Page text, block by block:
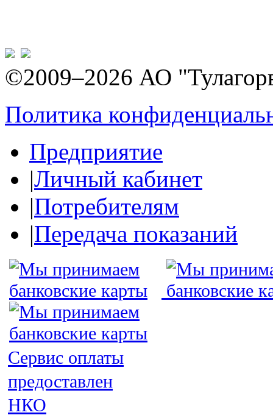
©2009–2026 АО
Политика
Предприятие
|Личный кабинет
|Потребителям
|Передача показаний
Сервис оплаты
предоставлен
НКО